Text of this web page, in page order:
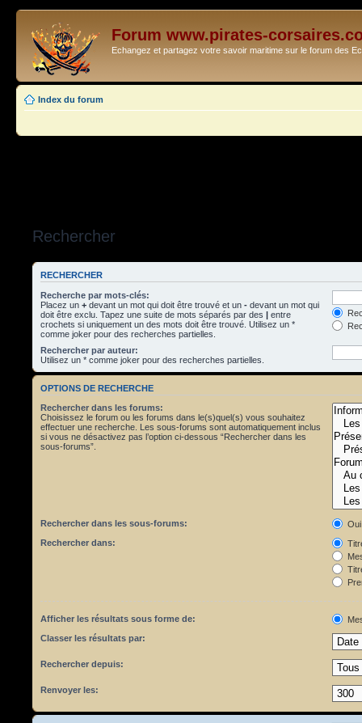
Forum www.pirates-
Echangez et partagez votre savoir maritime sur le forum des
Index du forum
Rechercher
RECHERCHER
Recherche par mots-clés:
Placez un + devant un mot qui doit être trouvé et un - devant un mot qui
doit être exclu. Tapez une suite de mots séparés par des | entre
crochets si uniquement un des mots doit être trouvé. Utilisez un *
comme joker pour des recherches partielles.
Rechercher par auteur:
Utilisez un * comme joker pour des recherches partielles.
OPTIONS DE RECHERCHE
Rechercher dans les forums:
Choisissez le forum ou les forums dans le(s)quel(s) vous souhaitez
effectuer une recherche. Les sous-forums sont automatiquement inclus
si vous ne désactivez pas l’option ci-dessous “Rechercher dans les
sous-forums”.
Rechercher dans les sous-forums:
Oui
Rechercher dans:
Afficher les résultats sous forme de:
Classer les résultats par:
Rechercher depuis:
Renvoyer les: